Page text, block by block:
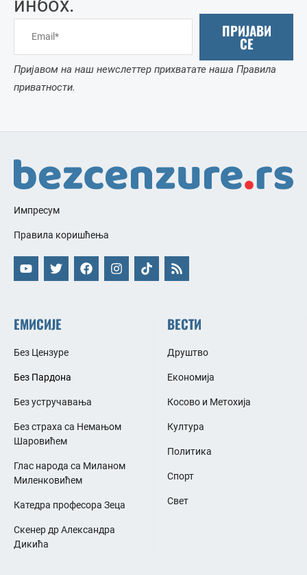
ПРИЈАВИ
СЕ
Пријавом на наш неwслеттер прихватате наша Правила
приватности.
Импресум
Правила коришћења
ЕМИСИЈЕ
Без Цензуре
Без Пардона
Без устручавања
Без страха са Немањом
Шаровићем
Глас народа са Миланом
Миленковићем
Катедра професора Зеца
Скенер др Александра
Дикића
ВЕСТИ
Друштво
Економија
Косово и Метохија
Култура
Политика
Спорт
Свет